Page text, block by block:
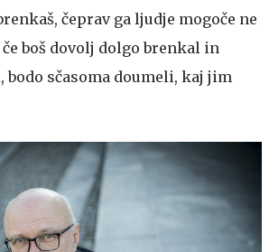
čeprav ga ljudje mogoče ne
boš dovolj dolgo brenkal in
bodo sčasoma doumeli, kaj jim